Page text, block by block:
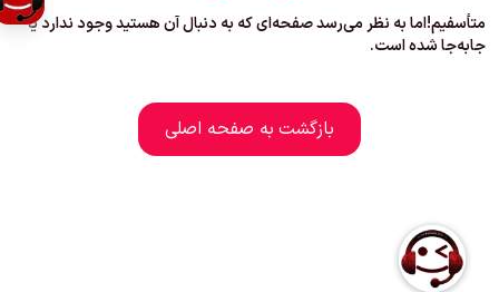
متأسفیم!اما به نظر می‌رسد صفحه‌ای که به دنبال آن هستید وجود ندارد یا
جابه‌جا شده است.
بازگشت به صفحه اصلی